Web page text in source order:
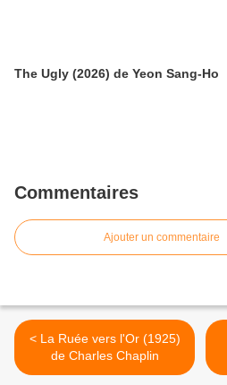
The Ugly (2026) de Yeon Sang-Ho
Commentaires
Ajouter un commentaire
< La Ruée vers l'Or (1925)
de Charles Chaplin